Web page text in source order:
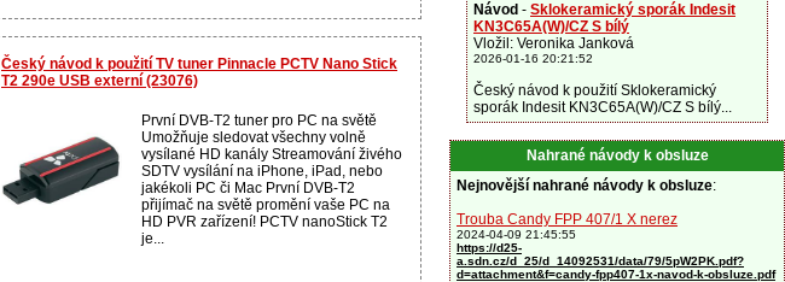
Český návod k použití TV tuner Pinnacle PCTV Nano Stick
T2 290e USB externí (23076)
První DVB-T2 tuner pro PC na světě
Umožňuje sledovat všechny volně
vysílané HD kanály Streamování živého
SDTV vysílání na iPhone, iPad, nebo
jakékoli PC či Mac První DVB-T2
přijímač na světě promění vaše PC na
HD PVR zařízení! PCTV nanoStick T2
je...
Návod - Sklokeramický sporák Indesit
KN3C65A(W)/CZ S bílý
Vložil: Veronika Janková
2026-01-16 20:21:52
Český návod k použití Sklokeramický
sporák Indesit KN3C65A(W)/CZ S bílý...
Nahrané návody k obsluze
Nejnovější nahrané návody k obsluze:
Trouba Candy FPP 407/1 X nerez
2024-04-09 21:45:55
https://d25-
a.sdn.cz/d_25/d_14092531/data/79/5pW2PK.pdf?
d=attachment&f=candy-fpp407-1x-navod-k-obsluze.pdf